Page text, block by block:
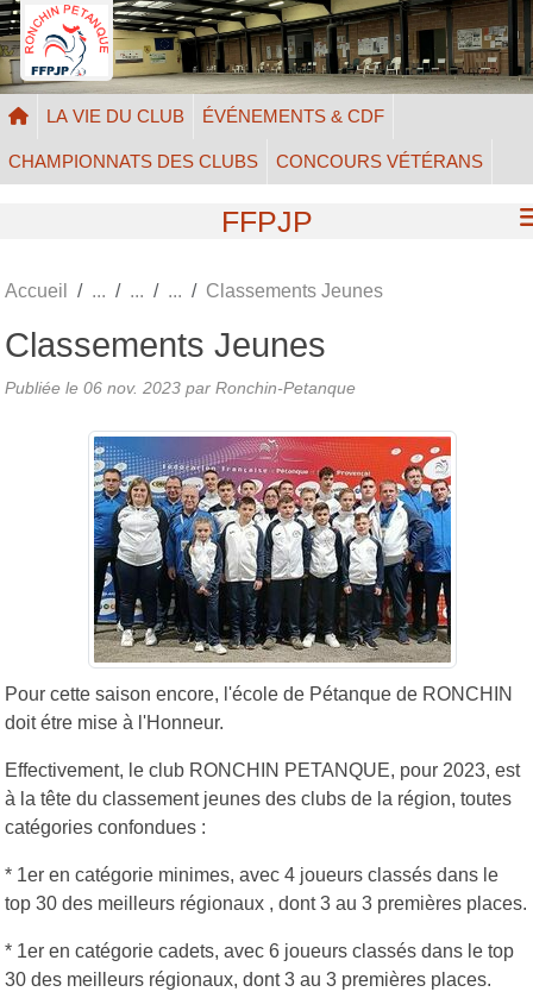
LA VIE DU CLUB ÉVÉNEMENTS & CDF
CHAMPIONNATS DES CLUBS CONCOURS VÉTÉRANS
FFPJP
Accueil Classements Jeunes
Classements Jeunes
Publiée le 06 nov. 2023 par Ronchin-Petanque
Pour cette saison encore, l'école de Pétanque de RONCHIN
doit étre mise à l'Honneur.
Effectivement, le club RONCHIN PETANQUE, pour 2023, est
à la tête du classement jeunes des clubs de la région, toutes
catégories confondues :
* 1er en catégorie minimes, avec 4 joueurs classés dans le
top 30 des meilleurs régionaux , dont 3 au 3 premières places.
* 1er en catégorie cadets, avec 6 joueurs classés dans le top
30 des meilleurs régionaux, dont 3 au 3 premières places.
Panneau de gestion des cookies